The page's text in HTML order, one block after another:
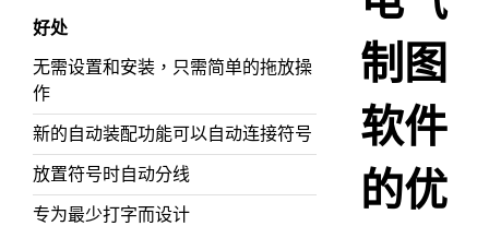
好处
无需设置和安装，只需简单的拖放操
作
新的自动装配功能可以自动连接符号
放置符号时自动分线
专为最少打字而设计
制图
软件
的优